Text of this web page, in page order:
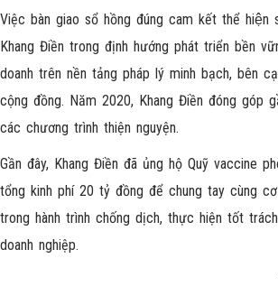
Việc bàn giao sổ hồng đúng cam kết thể hiện
Khang Điền trong định hướng phát triển bền
doanh trên nền tảng pháp lý minh bạch, bên
cộng đồng. Năm 2020, Khang Điền đóng góp
các chương trình thiện nguyện.
Gần đây, Khang Điền đã ủng hộ Quỹ vaccine
tổng kinh phí 20 tỷ đồng để chung tay cùng
trong hành trình chống dịch, thực hiện tốt
doanh nghiệp.